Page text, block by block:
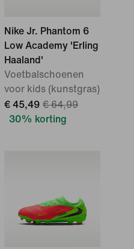
Nike Jr. Phantom 6
Low Academy 'Erling
Haaland'
Voetbalschoenen
voor kids (kunstgras)
€ 45,49 € 64,99
30% korting